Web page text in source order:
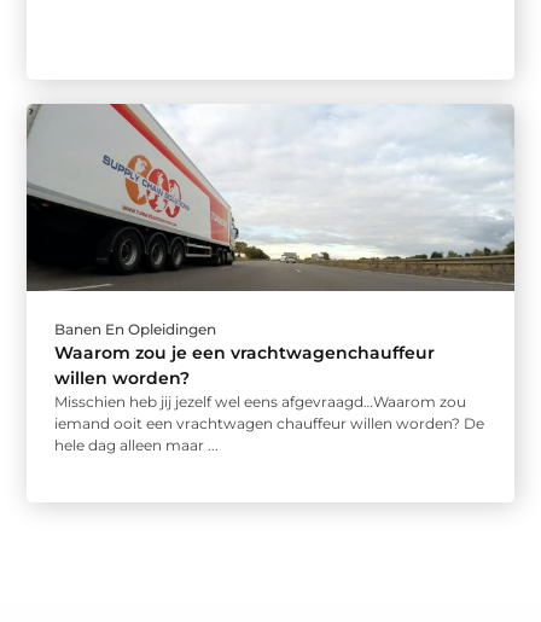
Banen En Opleidingen
Waarom zou je een vrachtwagenchauffeur
willen worden?
Misschien heb jij jezelf wel eens afgevraagd…Waarom zou
iemand ooit een vrachtwagen chauffeur willen worden? De
hele dag alleen maar ...